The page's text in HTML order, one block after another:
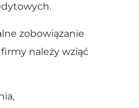
zobowiązanie
należy wziąć